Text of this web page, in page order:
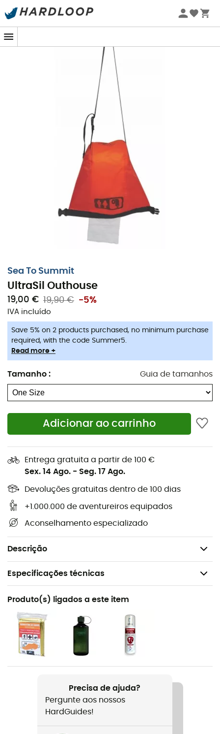
Promoções de verão 🔥 -5% EXTRA a partir de 2 produtos*
Sea To Summit
UltraSil Outhouse
19,00 € 19,90 € -5%
IVA incluído
Save 5% on 2 products purchased, no minimum purchase
required, with the code Summer5.
Read more +
Tamanho : Guia de tamanhos
Adicionar ao carrinho
Entrega gratuita a partir de 100 €
Sex. 14 Ago. - Seg. 17 Ago.
Devoluções gratuitas dentro de 100 dias
+1.000.000 de aventureiros equipados
Aconselhamento especializado
Descrição
O porta-papel higiênico
Summité um acessório muito apreciado por
campistas e trilheiros.
Prático, ele pode ser pendurado ao redor do pescoço,
necessidade.
A parte superior do saco possui costuras soldadas,
enrolando sobre si mesmo, permitindo manter o papel
higiênico seco.
Costuras soldadas,
Cordão de pescoço,
O porta-rolos interno permite uso invertido,
Peso: 50 g.
Especificações técnicas
Recomendado para
Trekking / Viagem / Campismo
Peso
Nome do produto
Produto(s) ligados a este item
Precisa de ajuda?
Pergunte aos nossos
HardGuides!